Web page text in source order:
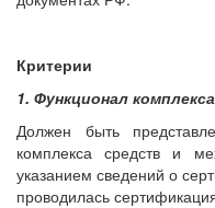
Критерии
1. Функционал
Должен быть
комплекса средств и
указанием сведений о
проводилась